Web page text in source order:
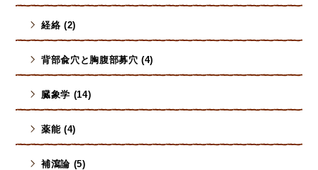
経絡 (2)
背部兪穴と胸腹部募穴 (4)
臓象学 (14)
薬能 (4)
補瀉論 (5)